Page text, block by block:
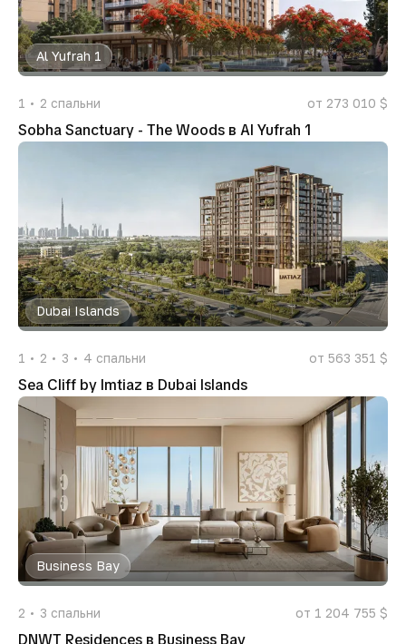
Al Yufrah 1
1 2 спальни от 273 010 $
Sobha Sanctuary - The Woods в Al Yufrah 1
Dubai Islands
1 2 3 4 спальни от 563 351 $
Sea Cliff by Imtiaz в Dubai Islands
Business Bay
2 3 спальни от 1 204 755 $
DNWT Residences в Business Bay